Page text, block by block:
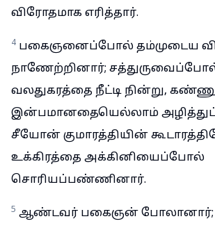
விரோதமாக எரித்தார்.
4 பகைஞனைப்போல் தம்முடைய
நாணேற்றினார்;
வலதுகரத்தை நீட்டி நின்று,
இன்பமானதையெல்லாம்
சீயோன் குமாரத்தியின்
உக்கிரத்தை அக்கினியைப்போல்
சொரியப்பண்ணினார்.
5 ஆண்டவர் பகைஞன்